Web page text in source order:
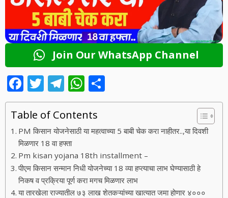
Join Our WhatsApp Channel
F
ac
e
b
o
o
k
T
w
itt
er
T
el
e
gr
a
m
W
h
at
s
A
p
p
h
e
Table of Contents
PM किसान योजनेसाठी या महत्वाच्या 5 बाबी चेक करा नाहीतर..,या दिवशी
मिळणार 18 वा हफ्ता
Pm kisan yojana 18th installment –
पीएम किसान सन्मान निधी योजनेच्या 18 व्या हप्त्याचा लाभ घेण्यासाठी हे
निकष व प्रक्रिया पूर्ण करा मगच मिळणार लाभ
या तारखेला राज्यातील ७३ लाख शेतकऱ्यांच्या खात्यात जमा होणार ४०००